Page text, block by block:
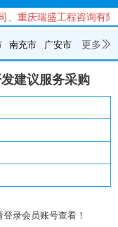
工程
南充市 广安市 更多
市 广安市
遂宁市
市 攀枝花
巴中市
州 甘孜州 凉山州
建议服务采购
录会员账号查看！